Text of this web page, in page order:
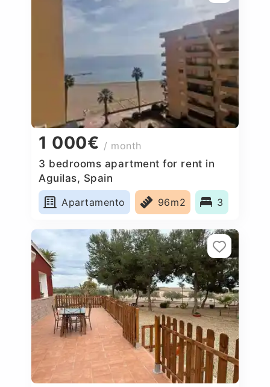
1 000€ / month
3 bedrooms apartment for rent in
Aguilas, Spain
Apartamento
96m2 3